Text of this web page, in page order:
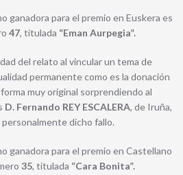
ganadora para el premio en Euskera es
47, titulada “Eman Aurpegia”.
del relato al vincular un tema de
permanente como es la donación
muy original sorprendiendo al
D. Fernando REY ESCALERA, de Iruña,
dicho fallo.
ganadora para el premio en Castellano
35, titulada “Cara Bonita”.